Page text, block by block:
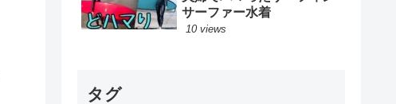
サーファー水着
10 views
タグ